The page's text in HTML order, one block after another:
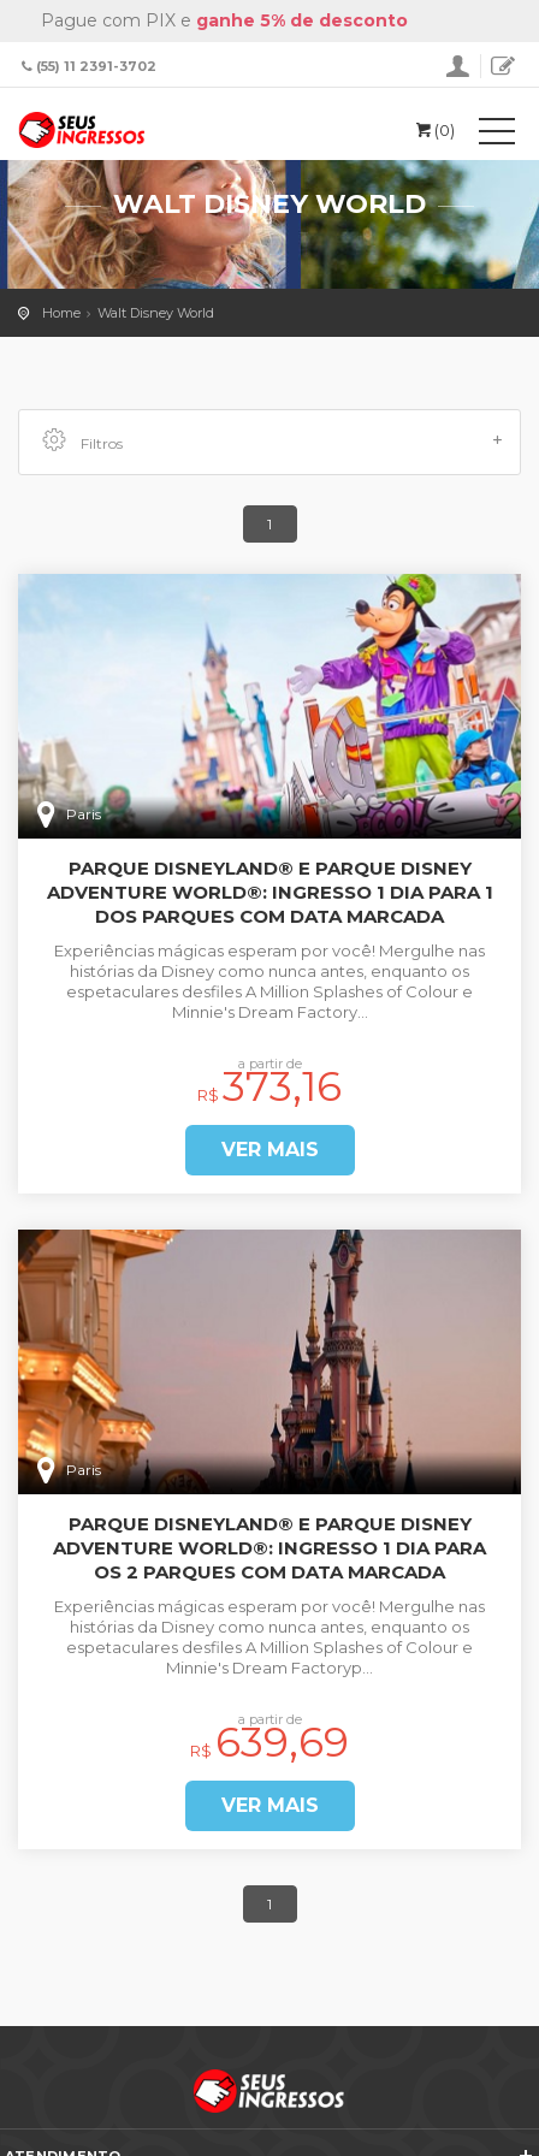
Pague com PIX e ganhe 5% de desconto
(55) 11 2391-3702
(0)
WALT DISNEY WORLD
Home Walt Disney World
Filtros
1
Paris
PARQUE DISNEYLAND® E PARQUE DISNEY
ADVENTURE WORLD®: INGRESSO 1 DIA PARA 1
DOS PARQUES COM DATA MARCADA
Experiências mágicas esperam por você! Mergulhe nas
histórias da Disney como nunca antes, enquanto os
espetaculares desfiles A Million Splashes of Colour e
Minnie's Dream Factory...
a partir de
R$ 373,16
VER MAIS
Paris
PARQUE DISNEYLAND® E PARQUE DISNEY
ADVENTURE WORLD®: INGRESSO 1 DIA PARA
OS 2 PARQUES COM DATA MARCADA
Experiências mágicas esperam por você! Mergulhe nas
histórias da Disney como nunca antes, enquanto os
espetaculares desfiles A Million Splashes of Colour e
Minnie's Dream Factoryp...
a partir de
R$ 639,69
VER MAIS
1